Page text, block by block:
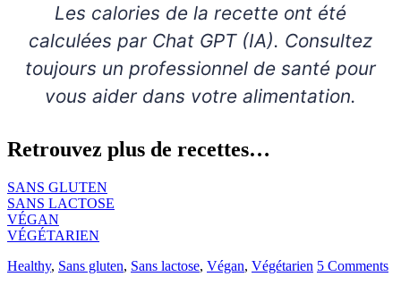
Les calories de la recette ont été
calculées par Chat GPT (IA). Consultez
toujours un professionnel de santé pour
vous aider dans votre alimentation.
Retrouvez plus de recettes…
SANS GLUTEN
SANS LACTOSE
VÉGAN
VÉGÉTARIEN
Healthy, Sans gluten, Sans lactose, Végan, Végétarien 5 Comments